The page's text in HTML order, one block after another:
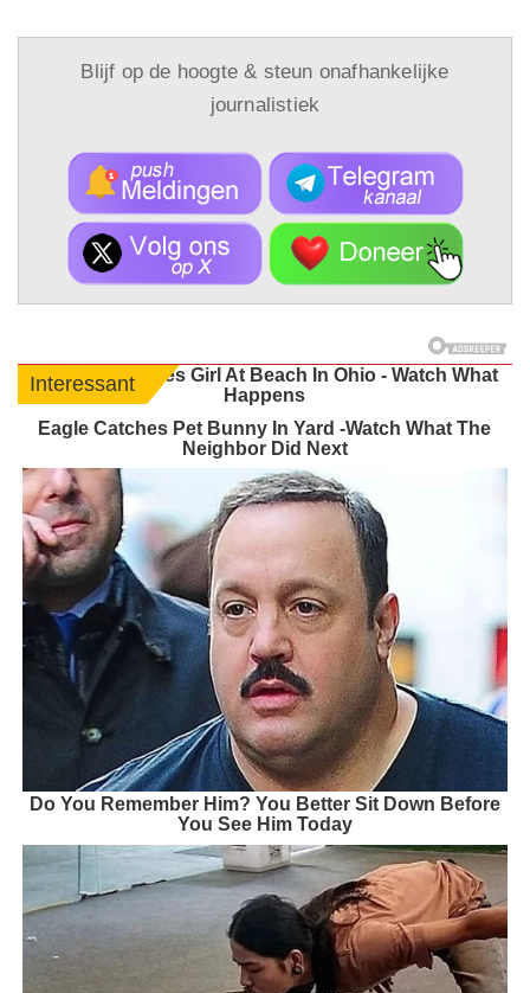
Blijf op de hoogte & steun onafhankelijke
journalistiek
Interessant
Wolf Approaches Girl At Beach In Ohio - Watch What
Happens
Eagle Catches Pet Bunny In Yard -Watch What The
Neighbor Did Next
Do You Remember Him? You Better Sit Down Before
You See Him Today